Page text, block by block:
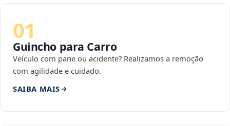
01
Guincho para Carro
Veículo com pane ou acidente? Realizamos a remoção
com agilidade e cuidado.
SAIBA MAIS